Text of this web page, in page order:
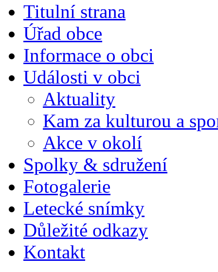
Titulní strana
Úřad obce
Informace o obci
Události v obci
Aktuality
Kam za kulturou a
Akce v okolí
Spolky & sdružení
Fotogalerie
Letecké snímky
Důležité odkazy
Kontakt